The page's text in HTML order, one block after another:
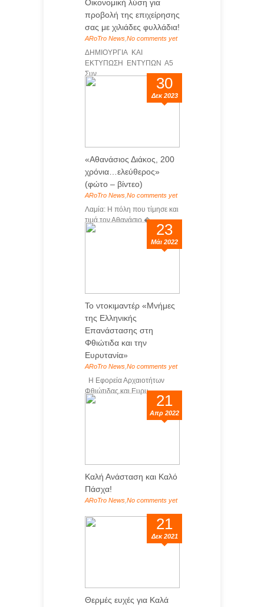
Οικονομική λύση για
προβολή της επιχείρησης
σας με χιλιάδες φυλλάδια!
ARoTro News No comments yet
ΔΗΜΙΟΥΡΓΙΑ ΚΑΙ
ΕΚΤΥΠΩΣΗ ΕΝΤΥΠΩΝ Α5
Συν...
30
Δεκ 2023
«Αθανάσιος Διάκος, 200
χρόνια…ελεύθερος»
(φώτο – βίντεο)
ARoTro News No comments yet
Λαμία: Η πόλη που τίμησε και
τιμά τον Αθανάσιο �...
23
Μάι 2022
Το ντοκιμαντέρ «Μνήμες
της Ελληνικής
Επανάστασης στη
Φθιώτιδα και την
Ευρυτανία»
ARoTro News No comments yet
Η Εφορεία Αρχαιοτήτων
Φθιώτιδας και Ευρυ...
21
Απρ 2022
Καλή Ανάσταση και Καλό
Πάσχα!
ARoTro News No comments yet
...
21
Δεκ 2021
Θερμές ευχές για Καλά